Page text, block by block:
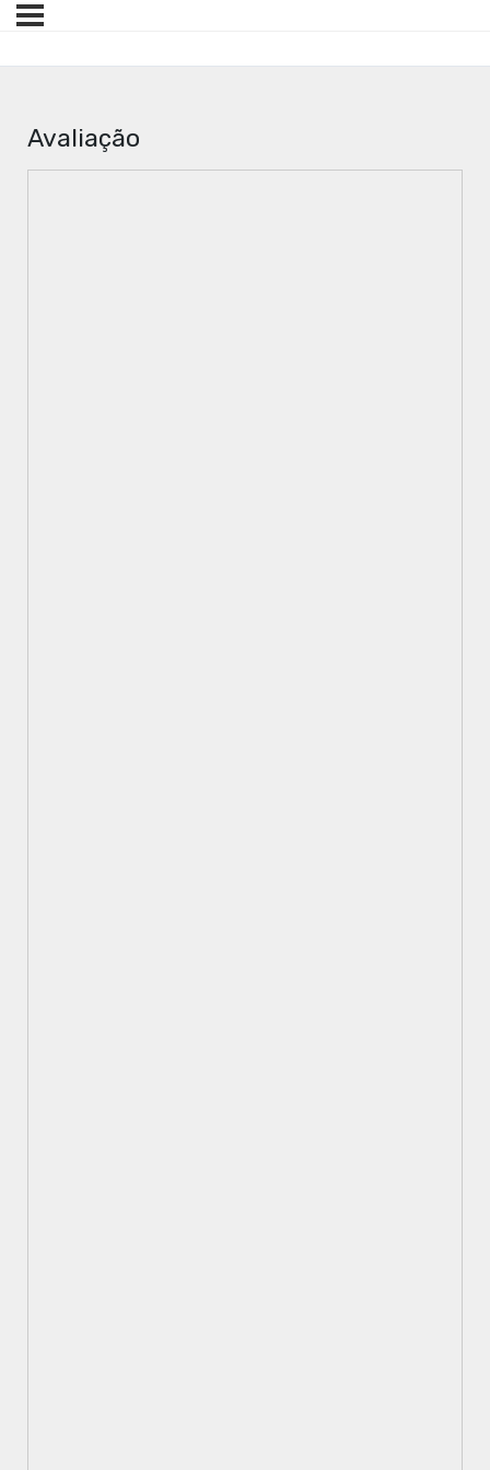
Avaliação